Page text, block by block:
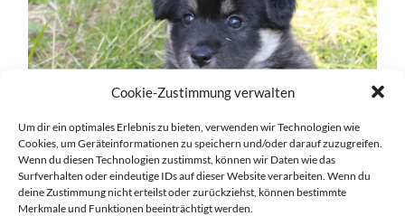
Cookie-Zustimmung verwalten
Um dir ein optimales Erlebnis zu bieten, verwenden wir Technologien wie
Cookies, um Geräteinformationen zu speichern und/oder darauf zuzugreifen.
Wenn du diesen Technologien zustimmst, können wir Daten wie das
Surfverhalten oder eindeutige IDs auf dieser Website verarbeiten. Wenn du
deine Zustimmung nicht erteilst oder zurückziehst, können bestimmte
Merkmale und Funktionen beeinträchtigt werden.